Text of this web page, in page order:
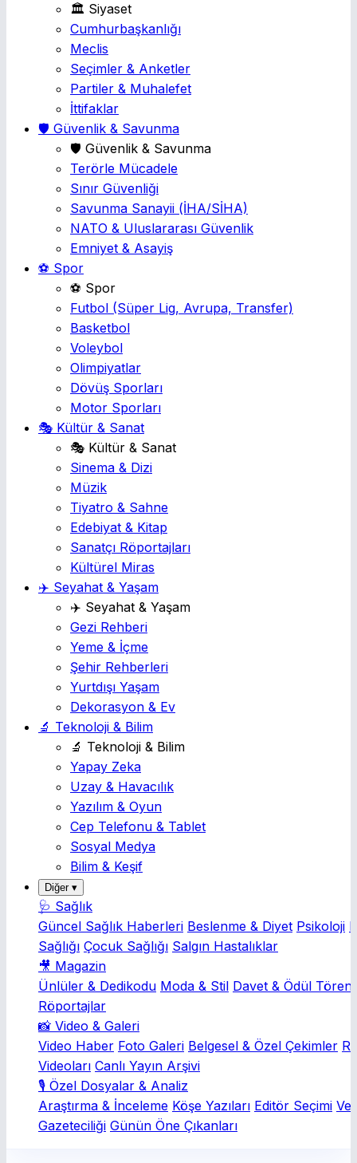
🏛️ Siyaset
Cumhurbaşkanlığı
Meclis
Seçimler & Anketler
Partiler & Muhalefet
İttifaklar
🛡️ Güvenlik & Savunma
🛡️ Güvenlik & Savunma
Terörle Mücadele
Sınır Güvenliği
Savunma Sanayii (İHA/SİHA)
NATO & Uluslararası Güvenlik
Emniyet & Asayiş
⚽ Spor
⚽ Spor
Futbol (Süper Lig, Avrupa, Transfer)
Basketbol
Voleybol
Olimpiyatlar
Dövüş Sporları
Motor Sporları
🎭 Kültür & Sanat
🎭 Kültür & Sanat
Sinema & Dizi
Müzik
Tiyatro & Sahne
Edebiyat & Kitap
Sanatçı Röportajları
Kültürel Miras
✈️ Seyahat & Yaşam
✈️ Seyahat & Yaşam
Gezi Rehberi
Yeme & İçme
Şehir Rehberleri
Yurtdışı Yaşam
Dekorasyon & Ev
🔬 Teknoloji & Bilim
🔬 Teknoloji & Bilim
Yapay Zeka
Uzay & Havacılık
Yazılım & Oyun
Cep Telefonu & Tablet
Sosyal Medya
Bilim & Keşif
Diğer ▾
🩺 Sağlık
Güncel Sağlık Haberleri Beslenme & Diyet Psikoloji
Sağlığı Çocuk Sağlığı Salgın Hastalıklar
🎥 Magazin
Ünlüler & Dedikodu Moda & Stil Davet & Ödül
Röportajlar
📸 Video & Galeri
Video Haber Foto Galeri Belgesel & Özel Çekimler
Videoları Canlı Yayın Arşivi
🎙️ Özel Dosyalar & Analiz
Araştırma & İnceleme Köşe Yazıları Editör Seçimi
Gazeteciliği Günün Öne Çıkanları